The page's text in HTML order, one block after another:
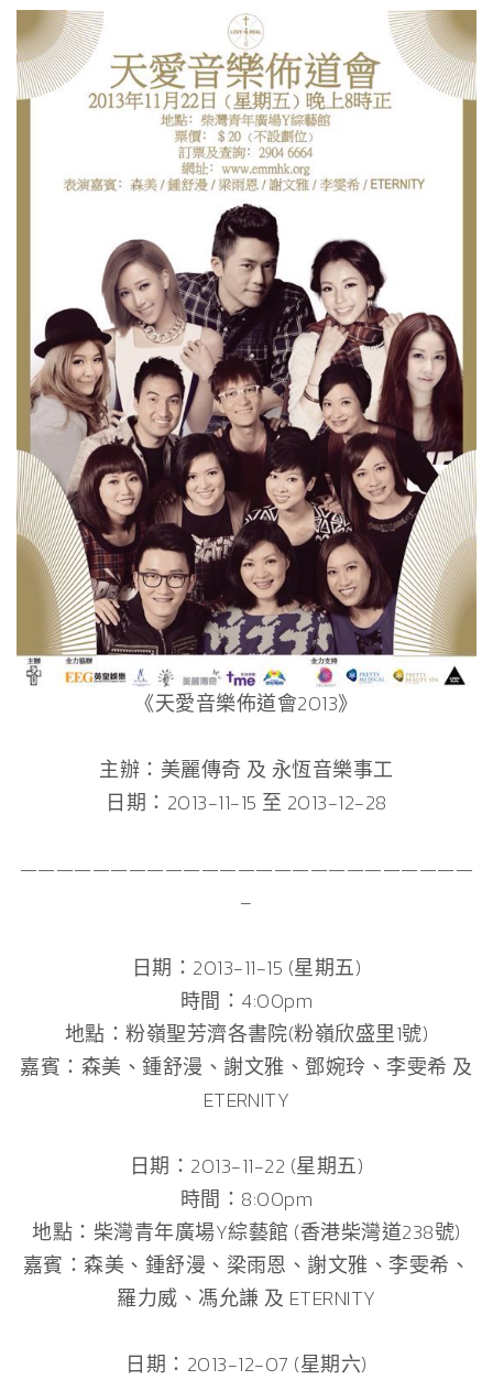
《天愛音樂佈道會2013》
主辦：美麗傳奇 及 永恆音樂事工
日期：2013-11-15 至 2013-12-28
—————————————————————————
–
日期：2013-11-15 (星期五)
時間：4:00pm
地點：粉嶺聖芳濟各書院(粉嶺欣盛里1號)
嘉賓：森美、鍾舒漫、謝文雅、鄧婉玲、李雯希 及
ETERNITY
日期：2013-11-22 (星期五)
時間：8:00pm
地點：柴灣青年廣場Y綜藝館 (香港柴灣道238號)
嘉賓：森美、鍾舒漫、梁雨恩、謝文雅、李雯希、
羅力威、馮允謙 及 ETERNITY
日期：2013-12-07 (星期六)